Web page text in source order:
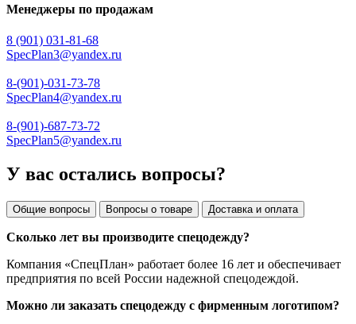
Менеджеры по продажам
8 (901) 031-81-68
SpecPlan3@yandex.ru
8-(901)-031-73-78
SpecPlan4@yandex.ru
8-(901)-687-73-72
SpecPlan5@yandex.ru
У вас остались вопросы?
Общие вопросы Вопросы о товаре Доставка и оплата
Сколько лет вы производите спецодежду?
Компания «СпецПлан» работает более 16 лет и обеспечивает
предприятия по всей России надежной спецодеждой.
Можно ли заказать спецодежду с фирменным логотипом?